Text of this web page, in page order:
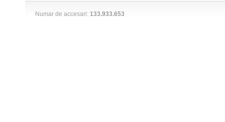
Numar de accesari: 133.933.653